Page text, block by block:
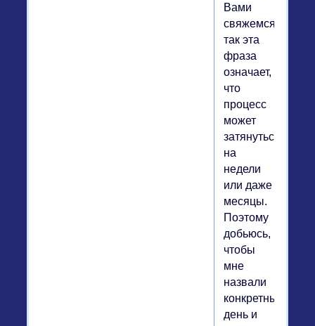
Вами
свяжемся",
так эта
фраза
означает,
что
процесс
может
затянуться
на
недели
или даже
месяцы.
Поэтому
добьюсь,
чтобы
мне
назвали
конкретный
день и